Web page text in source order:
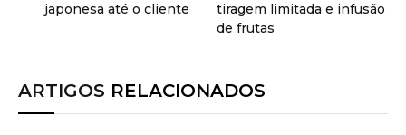
japonesa até o cliente
tiragem limitada e infusão
de frutas
ARTIGOS RELACIONADOS